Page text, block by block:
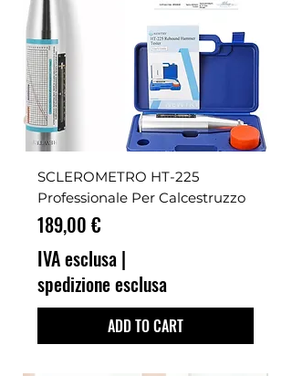
SCLEROMETRO HT-225
Professionale Per Calcestruzzo
Prezzo
189,00 €
IVA esclusa |
spedizione esclusa
ADD TO CART